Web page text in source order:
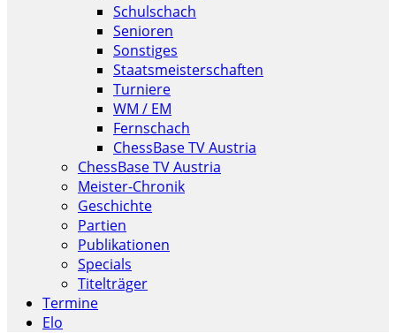
Schulschach
Senioren
Sonstiges
Staatsmeisterschaften
Turniere
WM / EM
Fernschach
ChessBase TV Austria
ChessBase TV Austria
Meister-Chronik
Geschichte
Partien
Publikationen
Specials
Titelträger
Termine
Elo